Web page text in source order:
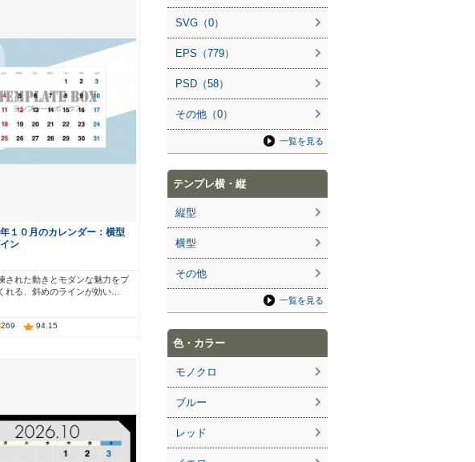
１０月のカレンダー：横型
ン
された動きとモダンな魅力をプ
れる、斜めのラインが効い…
269 94.15
SVG（0）
EPS（779）
PSD（58）
その他（0）
一覧を見る
テンプレ横・縦
縦型
横型
その他
一覧を見る
色・カラー
モノクロ
ブルー
レッド